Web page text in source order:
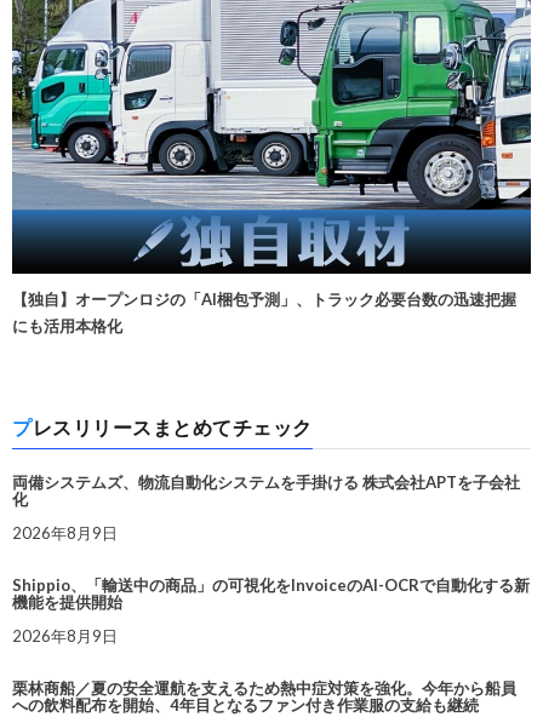
【独自】オープンロジの「AI梱包予測」、トラック必要台数の迅速把握
にも活用本格化
プレスリリースまとめてチェック
両備システムズ、物流自動化システムを手掛ける 株式会社APTを子会社
化
2026年8月9日
Shippio、「輸送中の商品」の可視化をInvoiceのAI-OCRで自動化する新
機能を提供開始
2026年8月9日
栗林商船／夏の安全運航を支えるため熱中症対策を強化。今年から船員
への飲料配布を開始、4年目となるファン付き作業服の支給も継続